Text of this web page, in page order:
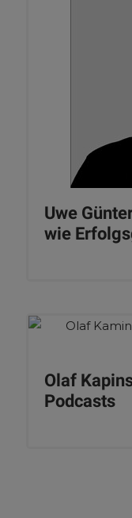
Uwe
wie
Olaf
Podcasts